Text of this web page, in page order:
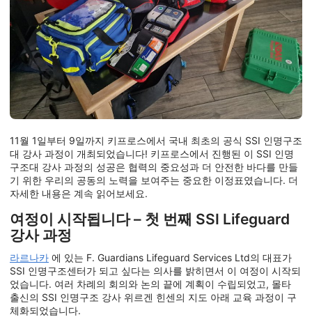
11월 1일부터 9일까지 키프로스에서 국내 최초의 공식 SSI 인명구조
대 강사 과정이 개최되었습니다! 키프로스에서 진행된 이 SSI 인명
구조대 강사 과정의 성공은 협력의 중요성과 더 안전한 바다를 만들
기 위한 우리의 공동의 노력을 보여주는 중요한 이정표였습니다. 더
자세한 내용은 계속 읽어보세요.
여정이 시작됩니다 – 첫 번째 SSI Lifeguard
강사 과정
라르나카 에 있는 F. Guardians Lifeguard Services Ltd의 대표가
SSI 인명구조센터가 되고 싶다는 의사를 밝히면서 이 여정이 시작되
었습니다. 여러 차례의 회의와 논의 끝에 계획이 수립되었고, 몰타
출신의 SSI 인명구조 강사 위르겐 힌센의 지도 아래 교육 과정이 구
체화되었습니다.